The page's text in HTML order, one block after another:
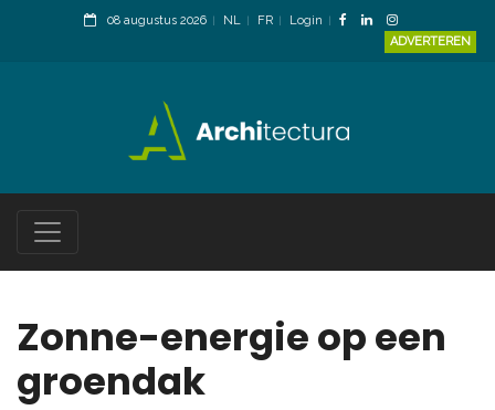
08 augustus 2026 NL FR
Login
ADVERTEREN
Zonne-energie op een
groendak